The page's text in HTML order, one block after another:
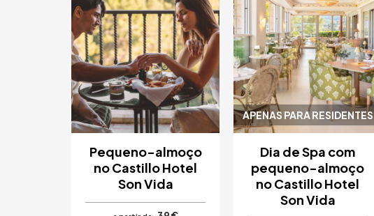
Pequeno-almoço
no Castillo Hotel
Son Vida
APENAS PARA RESIDENTES
Dia de Spa com
pequeno-almoço
no Castillo Hotel
Son Vida